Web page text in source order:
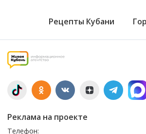
Рецепты Кубани
Реклама на проекте
Телефон: